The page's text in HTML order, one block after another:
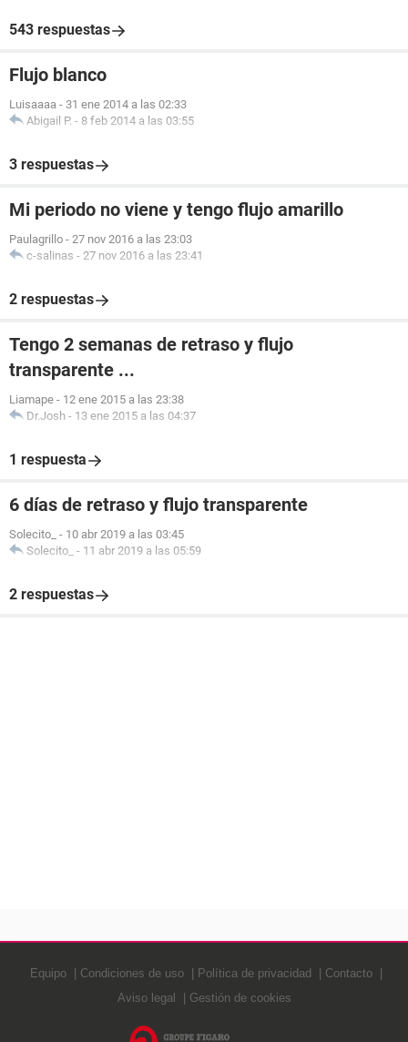
543 respuestas
Flujo blanco
Luisaaaa - 31 ene 2014 a las 02:33
Abigail P. - 8 feb 2014 a las 03:55
3 respuestas
Mi periodo no viene y tengo flujo amarillo
Paulagrillo - 27 nov 2016 a las 23:03
c-salinas - 27 nov 2016 a las 23:41
2 respuestas
Tengo 2 semanas de retraso y flujo
transparente ...
Liamape - 12 ene 2015 a las 23:38
Dr.Josh - 13 ene 2015 a las 04:37
1 respuesta
6 días de retraso y flujo transparente
Solecito_ - 10 abr 2019 a las 03:45
Solecito_ - 11 abr 2019 a las 05:59
2 respuestas
Equipo Condiciones de uso Política de privacidad
Contacto
Aviso legal
Gestión de cookies